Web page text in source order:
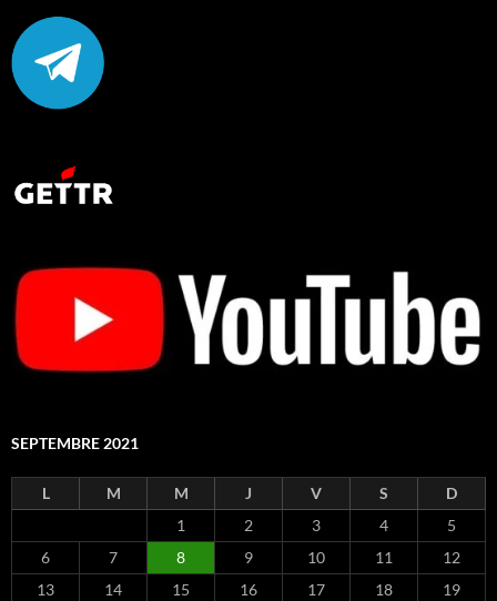
SEPTEMBRE 2021
L M M J V S
D
1
2 3 4
5
6
7 8 9 10 11
12
13
14 15 16 17 18 19